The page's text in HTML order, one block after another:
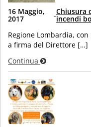
16 Maggio,
2017 -Chiusura
incendi
Regione Lombardia,
a firma del Direttore […]
Continua